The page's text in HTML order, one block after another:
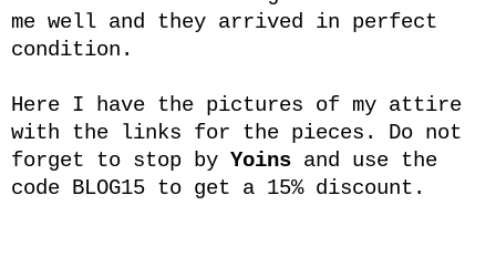
me well and they arrived in perfect
condition.
Here I have the pictures of my attire
with the links for the pieces. Do not
forget to stop by Yoins and use the
code BLOG15 to get a 15% discount.